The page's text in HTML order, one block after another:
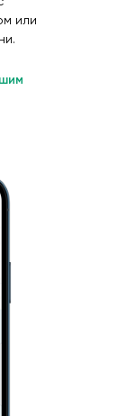
или